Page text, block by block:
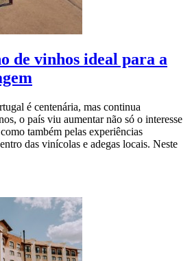
de vinhos ideal para a
é centenária, mas continua
o país viu aumentar não só o interesse
também pelas experiências
das vinícolas e adegas locais. Neste